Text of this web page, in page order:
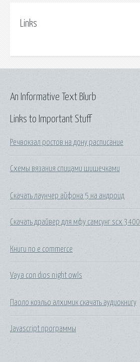
Links
Links to Important Stuff
Речвокзал ростов на дону расписание
Схемы вязания спицами шишечками
Скачать лаунчер айфона 5 на андроид
Скачать драйвер для мфу самсунг scx 3400
Книги по e commerce
Vaya con dios night owls
Паоло коэльо алхимик скачать аудиокнигу
Javascript программы
An Informative Text Blurb